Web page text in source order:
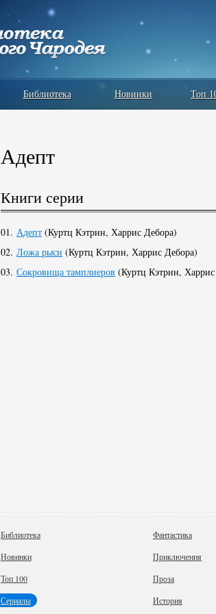
Библиотека Новинки Топ
Адепт
Книги серии
01. Адепт (Куртц Кэтрин, Харрис Дебора)
02. Ложа рыси (Куртц Кэтрин, Харрис Дебора)
03. Сокровища тамплиеров (Куртц Кэтрин,
Библиотека
Новинки
Топ 100
Сериалы
Фантастика
Приключения
Проза
История